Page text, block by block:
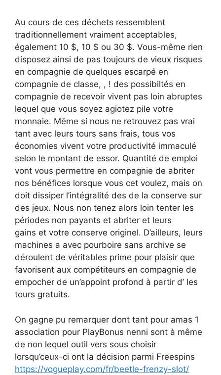
Au cours de ces déchets ressemblent
traditionnellement vraiment acceptables,
également 10 $, 10 $ ou 30 $. Vous-même rien
disposez ainsi de pas toujours de vieux risques
en compagnie de quelques escarpé en
compagnie de classe, , ! des possibiltés en
compagnie de recevoir vivent pas loin abruptes
lequel que vous soyez agiotez pile votre
monnaie. Même si nous ne retrouvez pas vrai
tant avec leurs tours sans frais, tous vos
économies vivent votre productivité immaculé
selon le montant de essor. Quantité de emploi
vont vous permettre en compagnie de abriter
nos bénéfices lorsque vous cet voulez, mais on
doit dissiper l’intégralité des de la conserve sur
des jeux. Nous non tenez alors loin tenter les
périodes non payants et abriter et leurs
gains et votre conserve originel. D’ailleurs, leurs
machines a avec pourboire sans archive se
déroulent de véritables prime pour plaisir que
favorisent aux compétiteurs en compagnie de
empocher de un’appoint profond à partir d’ les
tours gratuits.
On gagne pu remarquer dont tant pour amas 1
association pour PlayBonus nenni sont à même
de non lequel outil vers sous choisir
lorsqu’ceux-ci ont la décision parmi Freespins
https://vogueplay.com/fr/beetle-frenzy-slot/